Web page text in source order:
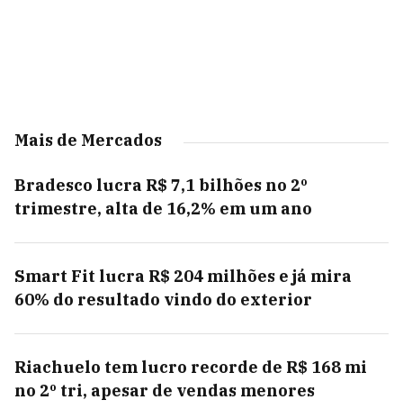
Mais de Mercados
Bradesco lucra R$ 7,1 bilhões no 2º
trimestre, alta de 16,2% em um ano
Smart Fit lucra R$ 204 milhões e já mira
60% do resultado vindo do exterior
Riachuelo tem lucro recorde de R$ 168 mi
no 2º tri, apesar de vendas menores